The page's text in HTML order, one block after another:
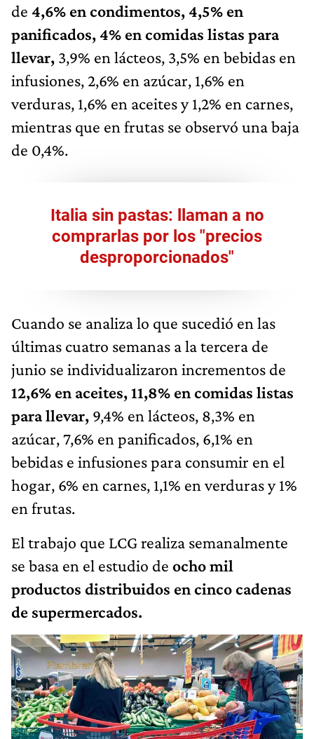
de 4,6% en condimentos, 4,5% en
panificados, 4% en comidas listas para
llevar, 3,9% en lácteos, 3,5% en bebidas en
infusiones, 2,6% en azúcar, 1,6% en
verduras, 1,6% en aceites y 1,2% en carnes,
mientras que en frutas se observó una baja
de 0,4%.
Italia sin pastas: llaman a no
comprarlas por los "precios
desproporcionados"
Cuando se analiza lo que sucedió en las
últimas cuatro semanas a la tercera de
junio se individualizaron incrementos de
12,6% en aceites, 11,8% en comidas listas
para llevar, 9,4% en lácteos, 8,3% en
azúcar, 7,6% en panificados, 6,1% en
bebidas e infusiones para consumir en el
hogar, 6% en carnes, 1,1% en verduras y 1%
en frutas.
El trabajo que LCG realiza semanalmente
se basa en el estudio de ocho mil
productos distribuidos en cinco cadenas
de supermercados.